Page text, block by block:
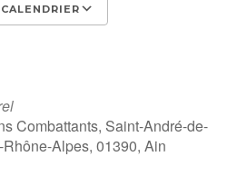
Combattants, Saint-André-de-
Alpes, 01390, Ain